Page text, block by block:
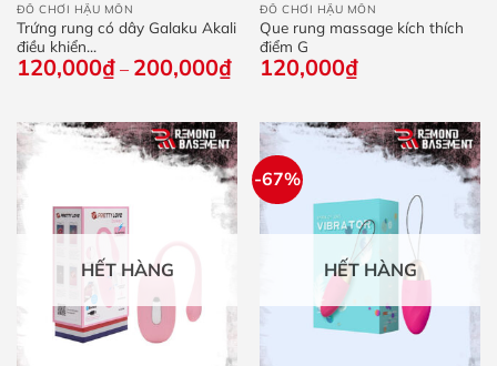
ĐỒ CHƠI HẬU MÔN
Trứng rung có dây Galaku Akali
điều khiển...
120,000₫ – 200,000₫Khoảng
giá:
120,000₫
đến
200,000₫
ĐỒ CHƠI HẬU MÔN
Que rung massage kích thích
điểm G
120,000₫
HẾT HÀNG
-67%
HẾT HÀNG